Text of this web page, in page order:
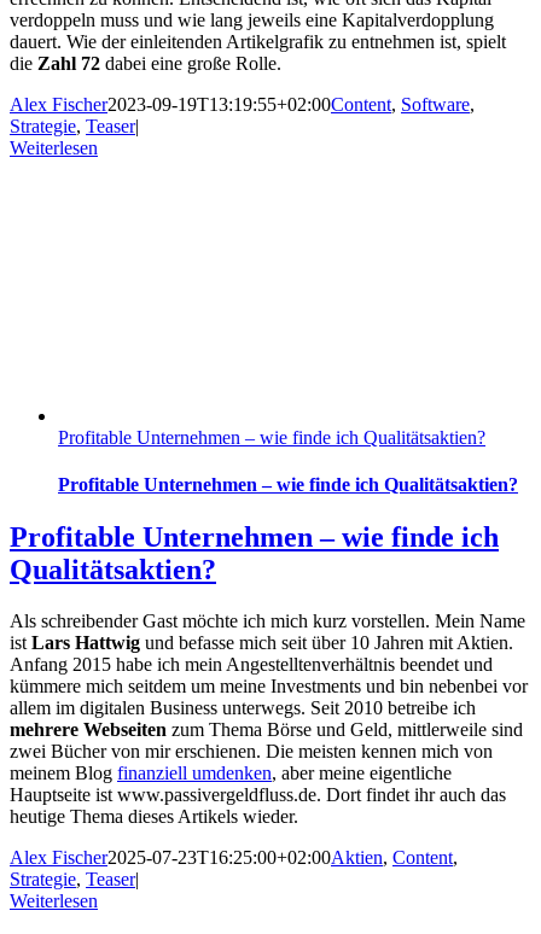
verdoppeln muss und wie lang jeweils eine Kapitalverdopplung
dauert. Wie der einleitenden Artikelgrafik zu entnehmen ist, spielt
die Zahl 72 dabei eine große Rolle.
Alex Fischer2023-09-19T13:19:55+02:00Content, Software,
Strategie, Teaser|
Weiterlesen
Profitable Unternehmen – wie finde ich Qualitätsaktien?
Profitable Unternehmen – wie finde ich Qualitätsaktien?
Profitable Unternehmen – wie finde ich
Qualitätsaktien?
Als schreibender Gast möchte ich mich kurz vorstellen. Mein Name
ist Lars Hattwig und befasse mich seit über 10 Jahren mit Aktien.
Anfang 2015 habe ich mein Angestelltenverhältnis beendet und
kümmere mich seitdem um meine Investments und bin nebenbei vor
allem im digitalen Business unterwegs. Seit 2010 betreibe ich
mehrere Webseiten zum Thema Börse und Geld, mittlerweile sind
zwei Bücher von mir erschienen. Die meisten kennen mich von
meinem Blog finanziell umdenken, aber meine eigentliche
Hauptseite ist www.passivergeldfluss.de. Dort findet ihr auch das
heutige Thema dieses Artikels wieder.
Alex Fischer2025-07-23T16:25:00+02:00Aktien, Content,
Strategie, Teaser|
Weiterlesen